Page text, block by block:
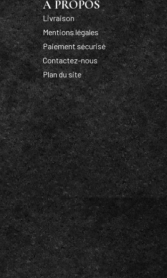
A PROPOS
Livraison
Mentions légales
Paiement sécurisé
Contactez-nous
Plan du site